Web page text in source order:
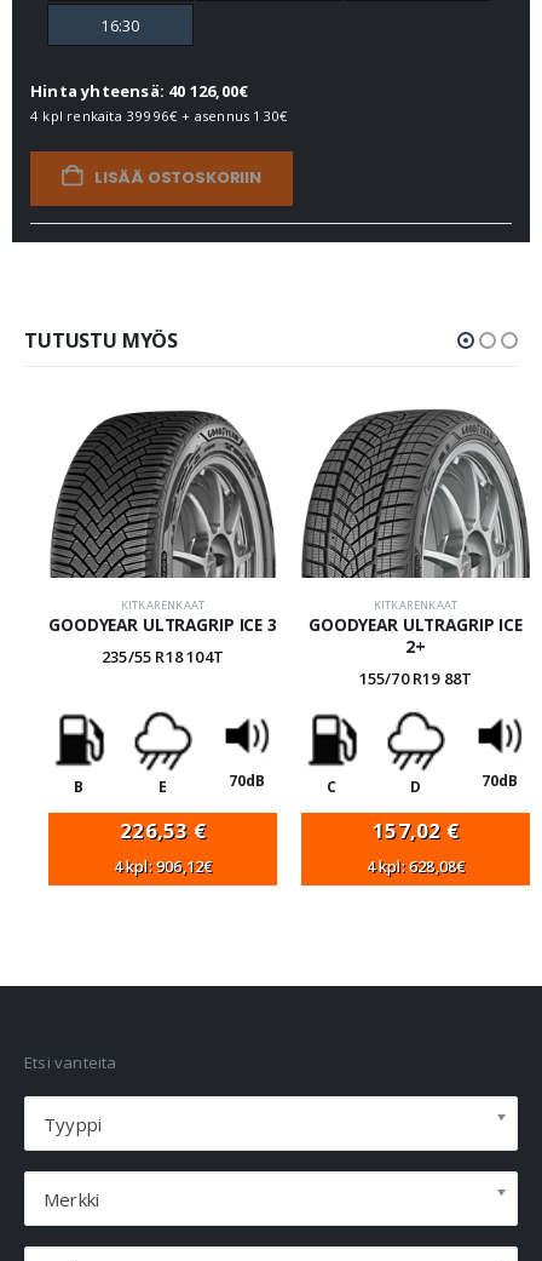
16:30
Hinta yhteensä: 40 126,00€
4 kpl renkaita 39996€ + asennus 130€
LISÄÄ OSTOSKORIIN
TUTUSTU MYÖS
KITKARENKAAT
GOODYEAR ULTRAGRIP ICE 3
235/55 R18 104T
B E 70dB
226,53 €
4 kpl: 906,12€
KITKARENKAAT
GOODYEAR ULTRAGRIP ICE
2+
155/70 R19 88T
C D 70dB
157,02 €
4 kpl: 628,08€
Etsi vanteita
Tyyppi
Merkki